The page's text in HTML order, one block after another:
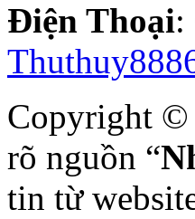
Điện Thoại
Copyright ©
rõ nguồn “
tin từ